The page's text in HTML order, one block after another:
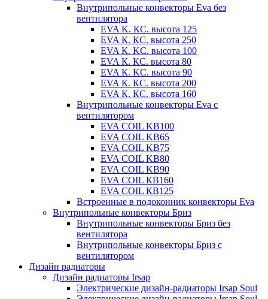
Внутрипольные конвекторы Eva без
вентилятора
EVA K. КС. высота 125
EVA К. КС. высота 250
EVA К. KС. высота 100
EVA К. КС. высота 80
EVA К. KC. высота 90
EVA К. КС. высота 200
EVA К. КС. высота 160
Внутрипольные конвекторы Eva с
вентилятором
EVA COIL KB100
EVA COIL KB65
EVA COIL KB75
EVA COIL KB80
EVA COIL KB90
EVA COIL КВ160
EVA COIL КВ125
Встроенные в подоконник конвекторы Eva
Внутрипольные конвекторы Бриз
Внутрипольные конвекторы Бриз без
вентилятора
Внутрипольные конвекторы Бриз с
вентилятором
Дизайн радиаторы
Дизайн радиаторы Irsap
Электрические дизайн-радиаторы Irsap Soul